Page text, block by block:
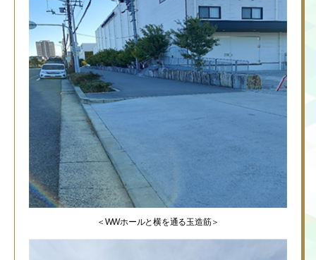
＜WWホールと横を通る玉造筋＞